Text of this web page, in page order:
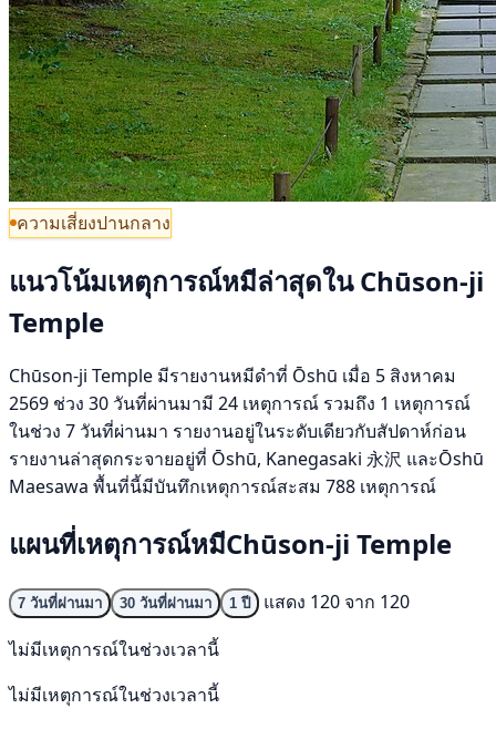
ความเสี่ยงปานกลาง
แนวโน้มเหตุการณ์หมีล่าสุดใน Chūson-ji
Temple
Chūson-ji Temple มีรายงานหมีดำที่ Ōshū เมื่อ 5 สิงหาคม
2569 ช่วง 30 วันที่ผ่านมามี 24 เหตุการณ์ รวมถึง 1 เหตุการณ์
ในช่วง 7 วันที่ผ่านมา รายงานอยู่ในระดับเดียวกับสัปดาห์ก่อน
รายงานล่าสุดกระจายอยู่ที่ Ōshū, Kanegasaki 永沢 และŌshū
Maesawa พื้นที่นี้มีบันทึกเหตุการณ์สะสม 788 เหตุการณ์
แผนที่เหตุการณ์หมีChūson-ji Temple
7 วันที่ผ่านมา 30 วันที่ผ่านมา 1 ปี
แสดง 120 จาก 120
ไม่มีเหตุการณ์ในช่วงเวลานี้
ไม่มีเหตุการณ์ในช่วงเวลานี้